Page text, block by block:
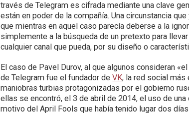
través de Telegram es cifrada mediante una clave
están en poder de la compañía. Una circunstancia
que mientras en aquel caso parecía deberse a la
simplemente a la búsqueda de un pretexto para
cualquier canal que pueda, por su diseño o
El caso de Pavel Durov, al que algunos consideran
de Telegram fue el fundador deVK, la red social más
maniobras turbias protagonizadas por el gobierno
ellas se encontró, el 3 de abril de 2014, el uso de
motivo del April Fools que había tenido lugar dos